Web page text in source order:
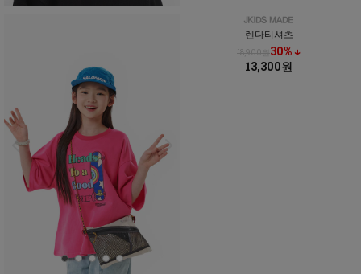
렌다티셔츠
18,900원30% ↓
13,300원